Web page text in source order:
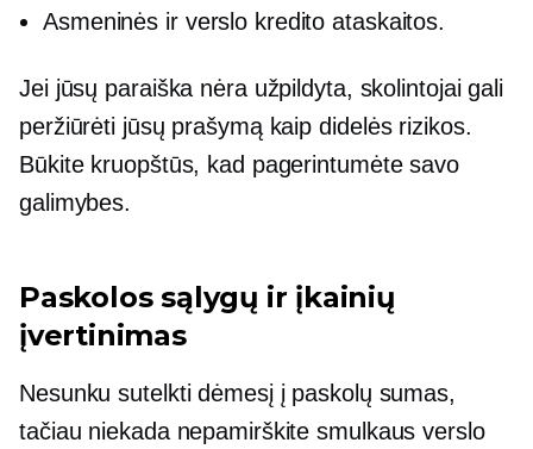
Asmeninės ir verslo kredito ataskaitos.
Jei jūsų paraiška nėra užpildyta, skolintojai gali
peržiūrėti jūsų prašymą kaipdidelės rizikos.
Būkite kruopštūs, kad pagerintumėte savo
galimybes.
Paskolos sąlygų ir įkainių
įvertinimas
Nesunku sutelkti dėmesį į paskolų sumas,
tačiau niekada nepamirškite smulkaus verslo